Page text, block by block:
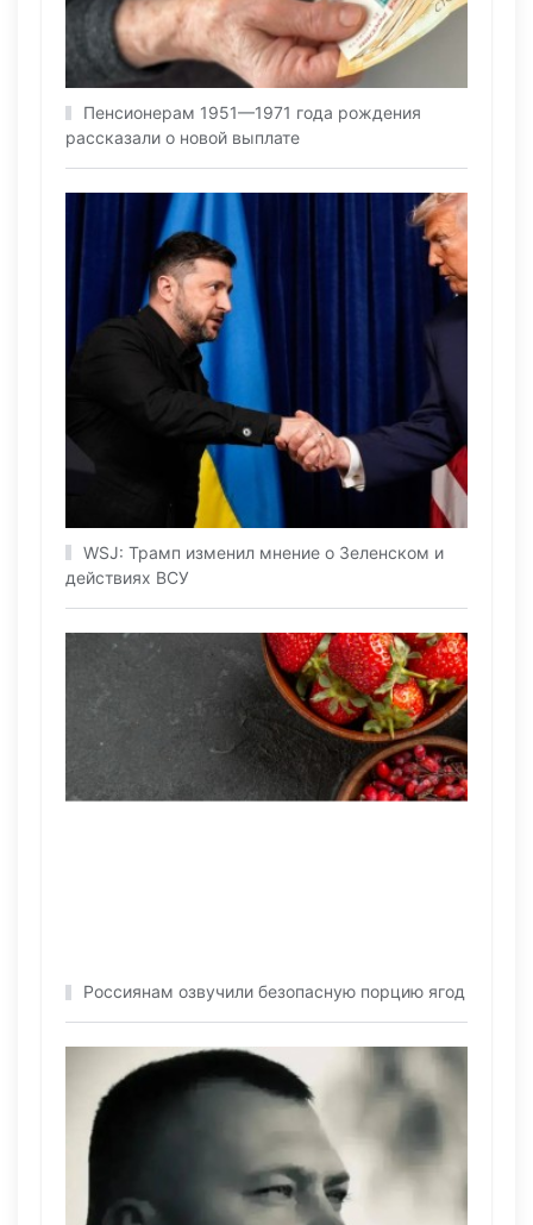
Пенсионерам 1951—1971 года рождения
рассказали о новой выплате
WSJ: Трамп изменил мнение о Зеленском и
действиях ВСУ
Россиянам озвучили безопасную порцию ягод